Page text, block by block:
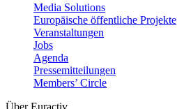
Media Solutions
Europäische öffentliche Projekte
Veranstaltungen
Jobs
Agenda
Pressemitteilungen
Members’ Circle
Über Euractiv